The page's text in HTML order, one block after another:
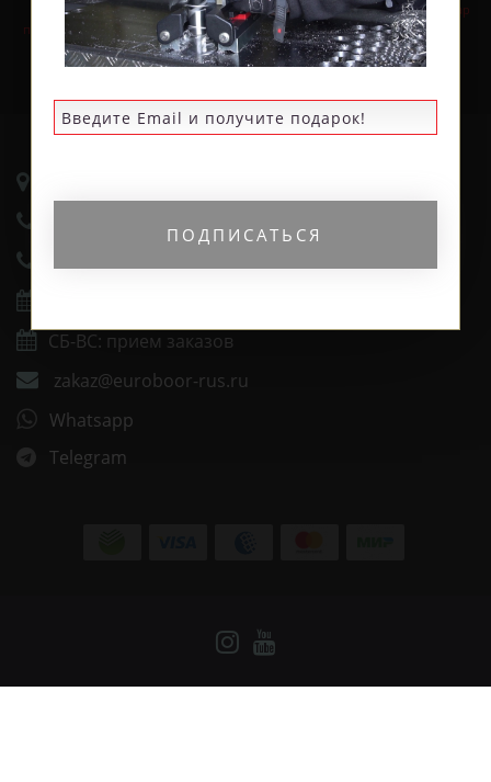
ПОДПИСАТЬСЯ
100% Гарантия на
продаваемый товар
Быстрая доставка
по всей стране
Качественный товар
большой
ассортимент
СБ-ВС: прием заказов
zakaz@euroboor-rus.ru
Whatsapp
Telegram